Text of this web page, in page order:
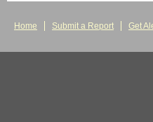
Home Submit a Report Get